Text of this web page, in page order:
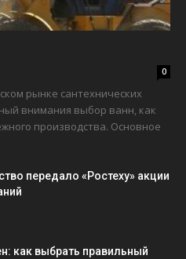
0
рынке сантехнических
внимания выбор ванн, как
производства. Основное
передало «Ростеху» акции
как выбрать правильный